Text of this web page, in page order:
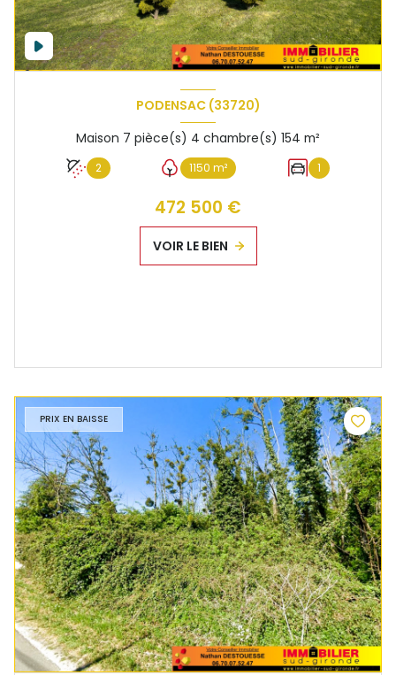
PODENSAC (33720)
Maison 7 pièce(s) 4 chambre(s) 154 m²
2 1150 m² 1
472 500 €
VOIR LE BIEN
PRIX EN BAISSE